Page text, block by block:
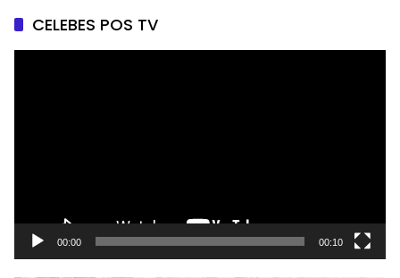
CELEBES POS TV
00:00 00:10